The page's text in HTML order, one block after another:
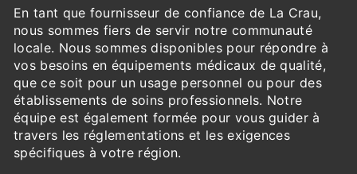
En tant que fournisseur de confiance de La Crau,
nous sommes fiers de servir notre communauté
locale. Nous sommes disponibles pour répondre à
vos besoins en équipements médicaux de qualité,
que ce soit pour un usage personnel ou pour des
établissements de soins professionnels. Notre
équipe est également formée pour vous guider à
travers les réglementations et les exigences
spécifiques à votre région.